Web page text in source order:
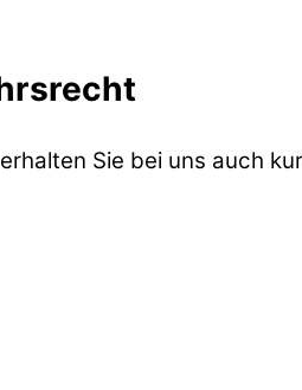
Sie bei uns auch